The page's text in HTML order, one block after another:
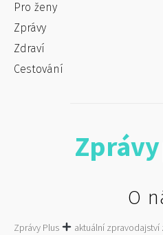
Pro ženy
Zprávy
Zdraví
Cestování
Zprávy
O
Zprávy Plus
aktuální zpravodajství